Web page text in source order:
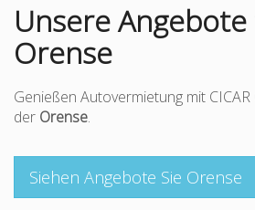
Unsere
Orense
Genießen Autovermietung mit
der Orense.
Siehen Angebote Sie Orense